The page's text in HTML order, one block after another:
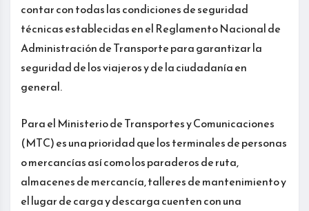
contar con todas las condiciones de seguridad
técnicas establecidas en el Reglamento Nacional de
Administración de Transporte para garantizar la
seguridad de los viajeros y de la ciudadanía en
general.
Para el Ministerio de Transportes y Comunicaciones
(MTC) es una prioridad que los terminales de personas
o mercancías así como los paraderos de ruta,
almacenes de mercancía, talleres de mantenimiento y
el lugar de carga y descarga cuenten con una